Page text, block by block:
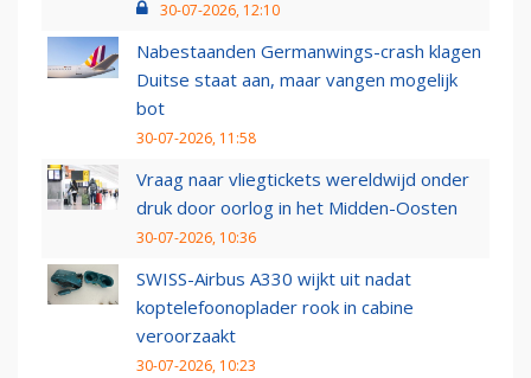
30-07-2026, 12:10
Nabestaanden Germanwings-crash klagen
Duitse staat aan, maar vangen mogelijk
bot
30-07-2026, 11:58
Vraag naar vliegtickets wereldwijd onder
druk door oorlog in het Midden-Oosten
30-07-2026, 10:36
SWISS-Airbus A330 wijkt uit nadat
koptelefoonoplader rook in cabine
veroorzaakt
30-07-2026, 10:23